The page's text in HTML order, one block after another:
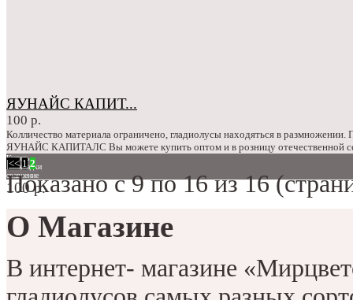
ЯУНАЙС КАПИТ...
100 р.
Колличество материала ограничено, гладиолусы находяться в
ЯУНАЙС КАПИТАЛС Вы можете купить оптом и в розницу отечественной
Купить
в закладки
сравнение
100 р.
|<< 1 2
Показано с 9 по 16 из 16
О Магазине
В интернет- магазине